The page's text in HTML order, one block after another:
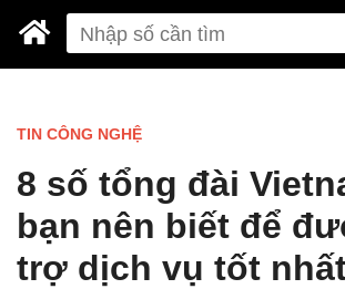
TIN CÔNG NGHỆ
8 số tổng đài
bạn nên biết để
trợ dịch vụ tốt